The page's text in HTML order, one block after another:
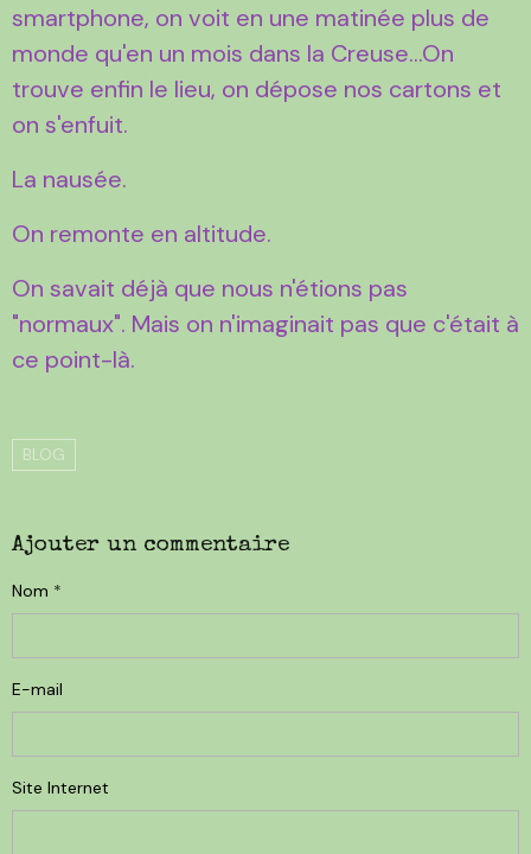
smartphone, on voit en une matinée plus de
monde qu'en un mois dans la Creuse...On
trouve enfin le lieu, on dépose nos cartons et
on s'enfuit.
La nausée.
On remonte en altitude.
On savait déjà que nous n'étions pas
"normaux". Mais on n'imaginait pas que c'était à
ce point-là.
BLOG
Ajouter un commentaire
Nom
E-mail
Site Internet